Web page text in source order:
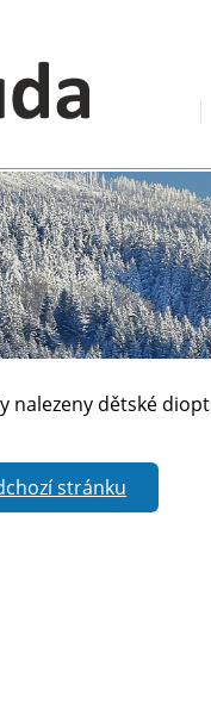
nalezeny dětské
stránku